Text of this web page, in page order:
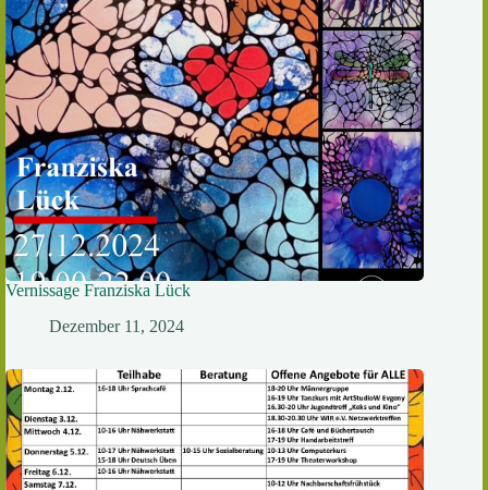
Vernissage Franziska Lück
Dezember 11, 2024